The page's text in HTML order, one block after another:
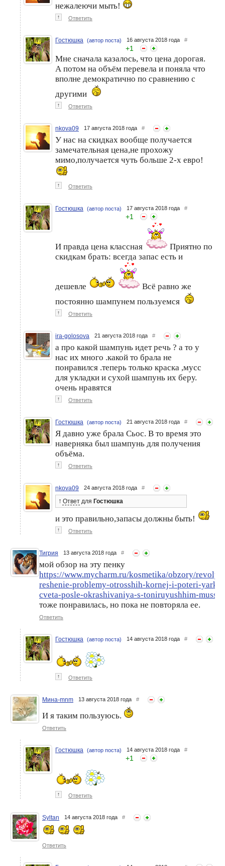
нежалеючи мыть!
↑ Ответить
Гостюшка (автор поста) 16 августа 2018 года #
+1
Мне сначала казалось, что цена дорогая.
А потом на объём перевела и поняла что
вполне демократично по сравнению с
другими
↑ Ответить
nkova09 17 августа 2018 года #
У нас на скидках вообще получается
замечательная цена,не прохожу
мимо,получается чуть больше 2-х евро!
↑ Ответить
Гостюшка (автор поста) 17 августа 2018 года #
+1
И правда цена классная
Приятно по
скидкам брать: всегда запас есть и
дешевле
Всё равно же
постоянно шампунем пользуемся
↑ Ответить
ira-golosova 21 августа 2018 года #
а про какой шампунь идет речь ? а то у
нас их много .какой то брала не
понравился .теперь только краска ,мусс
для укладки и сухой шампунь их беру.
очень нравятся
↑ Ответить
Гостюшка (автор поста) 21 августа 2018 года #
Я давно уже брала Сьос. В то время это
наверняка был шампунь для получения
объёма.
↑ Ответить
nkova09 24 августа 2018 года #
↑ Ответ для Гостюшка
и это правильно,запасы должны быть!
↑ Ответить
Тигрия 13 августа 2018 года #
мой обзор на эту пенку
https://www.mycharm.ru/kosmetika/obzory/
reshenie-problemy-otrosshih-kornej-i-poteri-
cveta-posle-okrashivaniya-s-toniruyushhim-
тоже понравилась, но пока не повторяла ее.
Ответить
Гостюшка (автор поста) 14 августа 2018 года #
↑ Ответить
Мина-mnm 13 августа 2018 года #
И я таким пользуюсь.
Ответить
Гостюшка (автор поста) 14 августа 2018 года #
+1
↑ Ответить
Syltan 14 августа 2018 года #
Ответить